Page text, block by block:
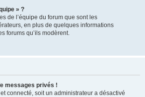
» ?
de l’équipe du forum que sont les
en plus de quelques informations
forums qu’ils modèrent.
messages privés !
connecté, soit un administrateur a désactivé